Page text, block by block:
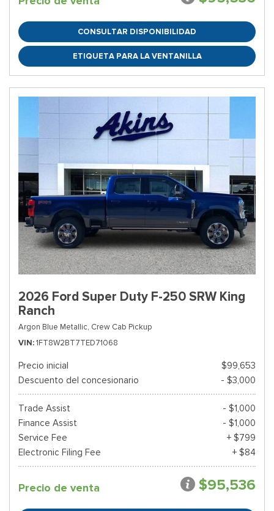
CONSULTAR DISPONIBILIDAD
ETIQUETA PARA LA VENTANILLA
2026 Ford Super Duty F-250 SRW King
Ranch
Argon Blue Metallic, Crew Cab Pickup
VIN 1FT8W2BT7TED71068
Precio inicial
$99,653
Descuento del concesionario
- $3,000
Trade Assist
- $1,000
Finance Assist
- $1,000
Service Fee
+ $799
Electronic Filing Fee
+ $84
Precio de venta $95,536